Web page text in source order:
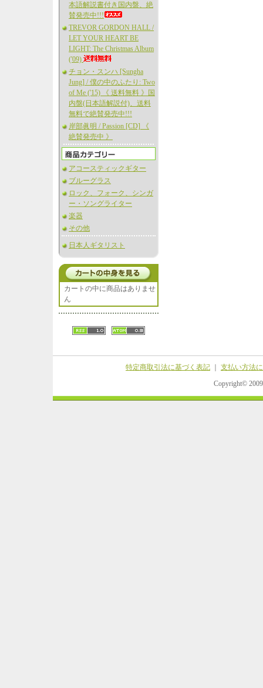
本語解説書付き国内盤、絶
賛発売中!!!
TREVOR GORDON HALL /
LET YOUR HEART BE
LIGHT: The Christmas Album
('09)
チョン・スンハ [Sungha
Jung] / 僕の中のふたり: Two
of Me ('15) 《 送料無料 》国
内盤(日本語解説付)、送料
無料で絶賛発売中!!!
岸部眞明 / Passion [CD] 《
絶賛発売中 》
アコースティックギター
ブルーグラス
ロック、フォーク、シンガ
ー・ソングライター
楽器
その他
日本人ギタリスト
カートの中に商品はありませ
ん
特定商取引法に基づく表記
支払い方法
Copyright©